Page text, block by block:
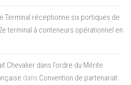
Terminal réceptionne six portiques de
terminal à conteneurs opérationnel en
Chevalier dans l’ordre du Mérite
dans Convention de partenariat: